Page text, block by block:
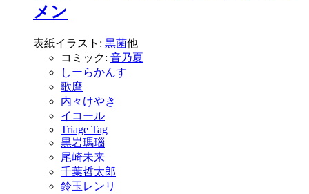
メン
表紙イラスト: 黒菌他
コミック: 音乃夏
しーらかんす
歌麿
内々けやき
イコール
Triage Tag
黒岩瑪瑙
尾崎未来
千葉哲太郎
鈴玉レンリ